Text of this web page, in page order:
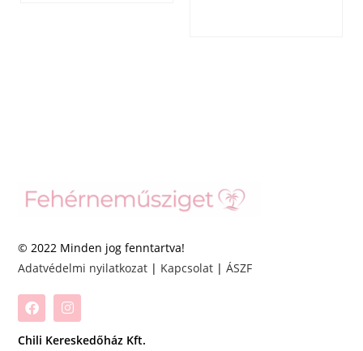
© 2022 Minden jog fenntartva!
Adatvédelmi nyilatkozat | Kapcsolat |ÁSZF
Chili Kereskedőház Kft.